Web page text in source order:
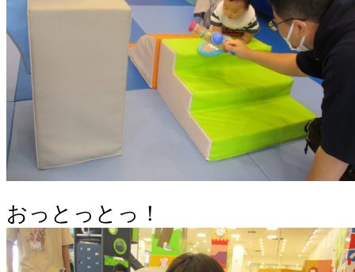
おっとっとっ！